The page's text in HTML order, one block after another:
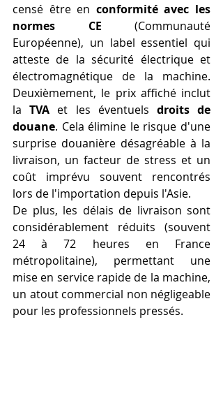
censé être en conformité avec les
normes CE (Communauté
Européenne), un label essentiel qui
atteste de la sécurité électrique et
électromagnétique de la machine.
Deuxièmement, le prix affiché inclut
la TVA et les éventuels droits de
douane. Cela élimine le risque d'une
surprise douanière désagréable à la
livraison, un facteur de stress et un
coût imprévu souvent rencontrés
lors de l'importation depuis l'Asie.
De plus, les délais de livraison sont
considérablement réduits (souvent
24 à 72 heures en France
métropolitaine), permettant une
mise en service rapide de la machine,
un atout commercial non négligeable
pour les professionnels pressés.